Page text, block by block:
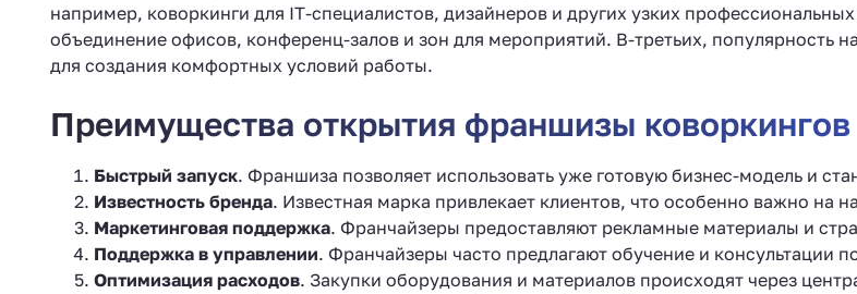
например, коворкинги для IT-специалистов, дизайнеров и других узких
объединение офисов, конференц-залов и зон для мероприятий. В-третьих, популярность
для создания комфортных условий работы.
Преимущества открытия франшизы коворкингов
Быстрый запуск. Франшиза позволяет использовать уже готовую бизнес-модель и
Известность бренда. Известная марка привлекает клиентов, что особенно важно на
Маркетинговая поддержка. Франчайзеры предоставляют рекламные материалы и
Поддержка в управлении. Франчайзеры часто предлагают обучение и консультации
Оптимизация расходов. Закупки оборудования и материалов происходят через